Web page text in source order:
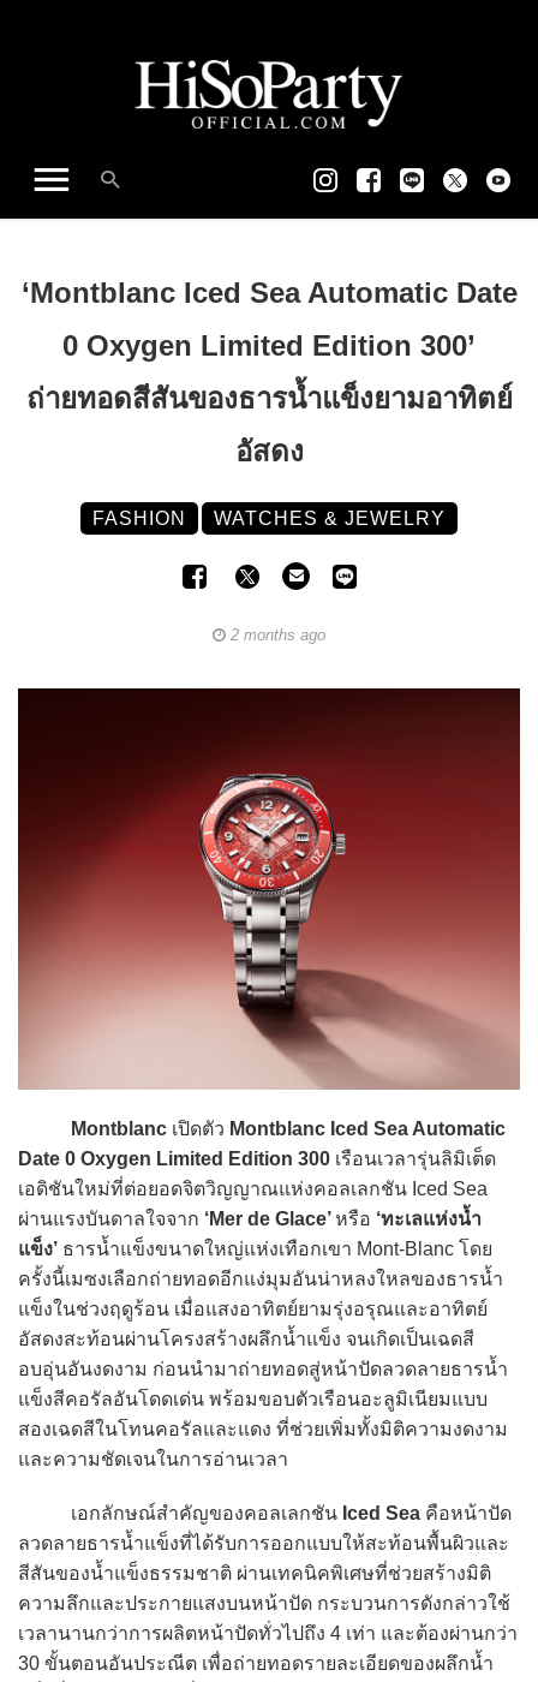
‘Montblanc Iced Sea Automatic Date
0 Oxygen Limited Edition 300’
ถ่ายทอดสีสันของธารน้ำแข็งยามอาทิตย์
อัสดง
FASHION WATCHES & JEWELRY
2 months ago
Montblanc เปิดตัว Montblanc Iced Sea Automatic
Date 0 Oxygen Limited Edition 300 เรือนเวลารุ่นลิมิเต็ด
เอดิชันใหม่ที่ต่อยอดจิตวิญญาณแห่งคอลเลกชัน Iced Sea
ผ่านแรงบันดาลใจจาก ‘Mer de Glace’หรือ ‘ทะเลแห่งน้ำ
แข็ง’ ธารน้ำแข็งขนาดใหญ่แห่งเทือกเขา Mont-Blanc โดย
ครั้งนี้เมซงเลือกถ่ายทอดอีกแง่มุมอันน่าหลงใหลของธารน้ำ
แข็งในช่วงฤดูร้อน เมื่อแสงอาทิตย์ยามรุ่งอรุณและอาทิตย์
อัสดงสะท้อนผ่านโครงสร้างผลึกน้ำแข็ง จนเกิดเป็นเฉดสี
อบอุ่นอันงดงาม ก่อนนำมาถ่ายทอดสู่หน้าปัดลวดลายธารน้ำ
แข็งสีคอรัลอันโดดเด่น พร้อมขอบตัวเรือนอะลูมิเนียมแบบ
สองเฉดสีในโทนคอรัลและแดง ที่ช่วยเพิ่มทั้งมิติความงดงาม
และความชัดเจนในการอ่านเวลา
เอกลักษณ์สำคัญของคอลเลกชัน Iced Sea คือหน้าปัด
ลวดลายธารน้ำแข็งที่ได้รับการออกแบบให้สะท้อนพื้นผิวและ
สีสันของน้ำแข็งธรรมชาติ ผ่านเทคนิคพิเศษที่ช่วยสร้างมิติ
ความลึกและประกายแสงบนหน้าปัด กระบวนการดังกล่าวใช้
เวลานานกว่าการผลิตหน้าปัดทั่วไปถึง 4 เท่า และต้องผ่านกว่า
30 ขั้นตอนอันประณีต เพื่อถ่ายทอดรายละเอียดของผลึกน้ำ